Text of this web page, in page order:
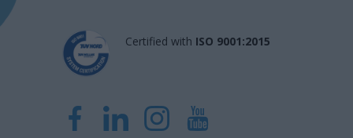
Certified with ISO 9001:2015